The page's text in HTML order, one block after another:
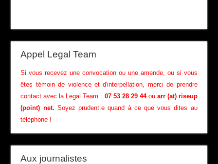
Appel Legal Team
Si vous recevez une convocation ou une amende, ou si vous
êtes témoin de violence et d'interpellation, merci de prendre
contact avec la Legal Team : 07 53 28 29 44ou arr (at) riseup
(point) net. Soyez prudent.e quand à ce que vous dites au
téléphone !
Aux journalistes